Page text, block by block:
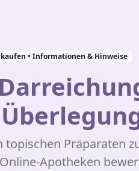
• Informationen & Hinweise
Präparaten
Apotheken